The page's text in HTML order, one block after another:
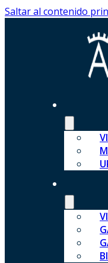
Saltar al contenido